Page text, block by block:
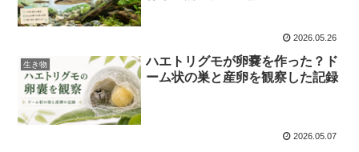
2026.05.26
生き物
ハエトリグモが卵嚢を作った？ド
ーム状の巣と産卵を観察した記録
2026.05.07